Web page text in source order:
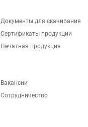
Документы для скачивания
Сертификаты продукции
Печатная продукция
Вакансии
Сотрудничество